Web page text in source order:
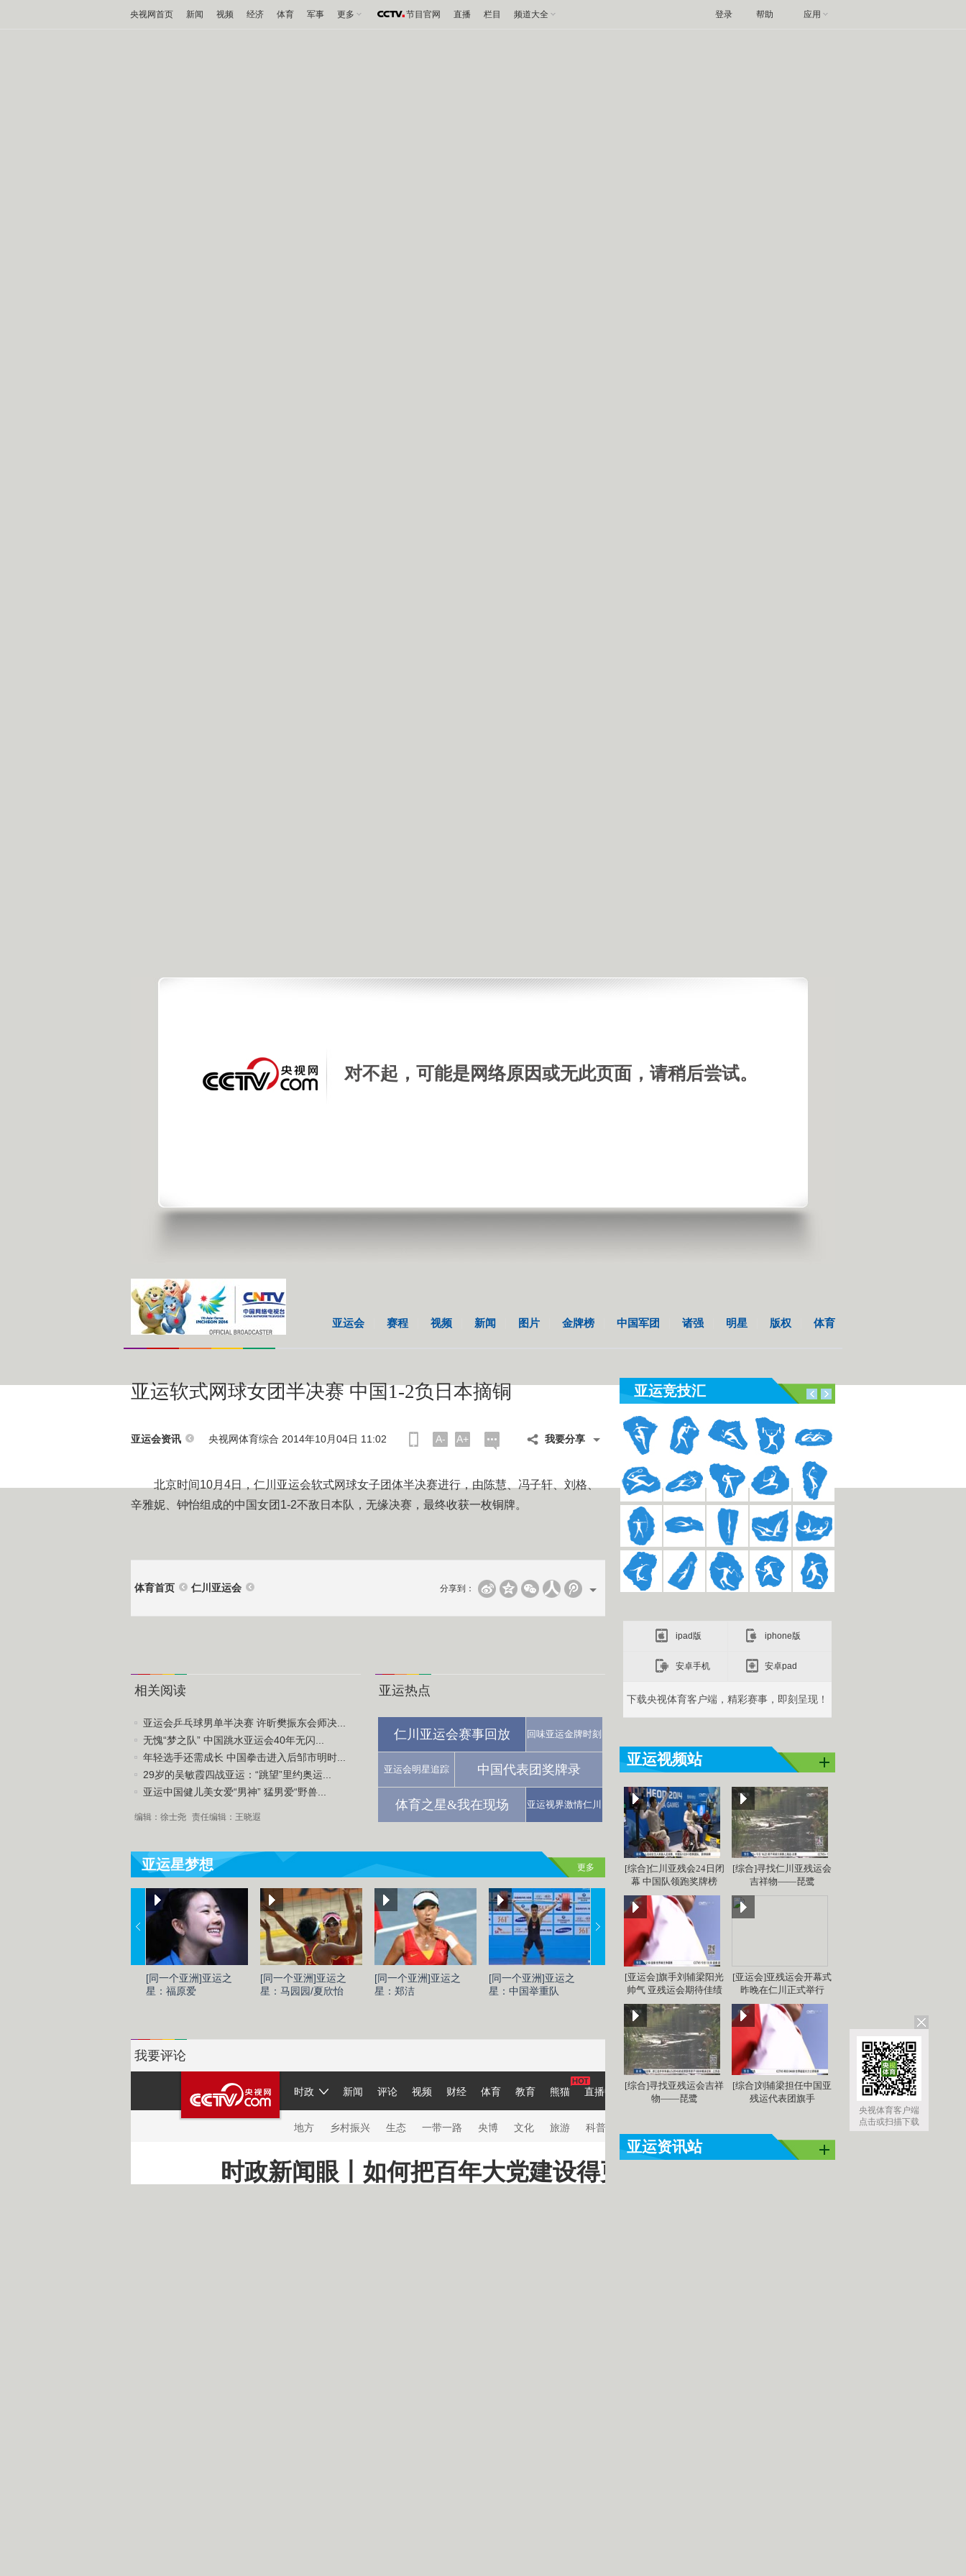
央视体育客户端
点击或扫描下载
央视网首页 新闻 视频 经济 体育 军事 更多 节目官网 直播 栏目 频道大全 帮助 应用
登录
对不起，可能是网络原因或无此页面，请稍后尝试。
亚运会 赛程 视频 新闻 图片 金牌榜 中国军团 诸强 明星 版权 体育
亚运软式网球女团半决赛 中国1-2负日本摘铜
亚运会资讯 央视网体育综合 2014年10月04日 11:02 A- A+ 我要分享
北京时间10月4日，仁川亚运会软式网球女子团体半决赛进行，由陈慧、冯子轩、刘格、
辛雅妮、钟怡组成的中国女团1-2不敌日本队，无缘决赛，最终收获一枚铜牌。
体育首页 仁川亚运会 分享到：
相关阅读
亚运会乒乓球男单半决赛 许昕樊振东会师决...
无愧“梦之队” 中国跳水亚运会40年无闪...
年轻选手还需成长 中国拳击进入后邹市明时...
29岁的吴敏霞四战亚运：“跳望”里约奥运...
亚运中国健儿美女爱“男神” 猛男爱“野兽...
编辑：徐士尧 责任编辑：王晓遐
亚运热点
仁川亚运会赛事回放 回味亚运金牌时刻
亚运会明星追踪 中国代表团奖牌录
体育之星&我在现场 亚运视界激情仁川
亚运星梦想 更多
[同一个亚洲]亚运之
星：福原爱
[同一个亚洲]亚运之
星：马园园/夏欣怡
[同一个亚洲]亚运之
星：郑洁
[同一个亚洲]亚运之
星：中国举重队
[同一个亚洲]亚运之
星：刘灏
[同一个亚洲]亚运之
星：吴敏霞
我要评论
亚运竞技汇
ipad版 iphone版
安卓手机 安卓pad
下载央视体育客户端，精彩赛事，即刻呈现！
亚运视频站
[综合]仁川亚残会24日闭
幕 中国队领跑奖牌榜
[综合]寻找仁川亚残运会
吉祥物——琵鹭
[亚运会]旗手刘辅梁阳光
帅气 亚残运会期待佳绩
[亚运会]亚残运会开幕式
昨晚在仁川正式举行
[综合]寻找亚残运会吉祥
物——琵鹭
[综合]刘辅梁担任中国亚
残运代表团旗手
亚运资讯站